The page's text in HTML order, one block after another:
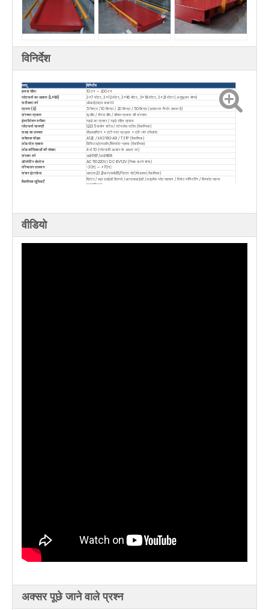
विनिर्देश
वस्तु
विनिर्देश
क्षमता सीमा
10 टन ~ 200 टन
प्लेटफार्म का आकार (L×W)
3×7 मीटर, 3×12 मीटर, 3×16 मीटर, 3×18 मीटर, 3×21 मीटर (अनुकूलन योग्य)
सटीकता वर्ग
ओआईएमएल कक्षा III
प्रभाग (ई)
5 किग्रा / 10 किग्रा / 20 किग्रा / 50 किग्रा (क्षमता पर निर्भर करता है)
संरचना प्रकार
यू-बीम / चैनल बीम / बॉक्स-प्रकार की संरचना
इंस्टॉलेशन तरीका
गड्ढे का प्रकार / गड्ढे रहित प्रकार
प्लेटफार्म सामग्री
Q235 कार्बन स्टील / स्टेनलेस स्टील (वैकल्पिक)
सतह का उपचार
सैंडब्लास्टिंग + एंटी-रस्ट प्राइमर + एंटी-जंग टॉपकोट
संकेतक मॉडल
A12E / XK3190-A9 / T31P (वैकल्पिक)
लोड सेल प्रकार
डिजिटल/एनालॉग/विस्फोट-प्रूफ (वैकल्पिक)
लोड कोशिकाओं की संख्या
4 से 10 (प्लेटफ़ॉर्म आकार के आधार पर)
संरक्षण वर्ग
आईपी67/आईपी68
ऑपरेटिंग वोल्टेज
AC 110220V / DC 6V12V (स्विच करने योग्य)
परिचालन तापमान
-30℃ ~ +70℃
संचार इंटरफ़ेस
आरएस232/आरएस485/प्रिंटर पोर्ट/मोडबस (वैकल्पिक)
वैकल्पिक सुविधाएँ
प्रिंटर / बड़ा एलईडी डिस्प्ले / आरएफआईडी / लाइसेंस प्लेट पहचान / रिमोट मॉनिटरिंग / विस्फोट प्रूफ
प्रमाणीकरण
वीडियो
अक्सर पूछे जाने वाले प्रश्न